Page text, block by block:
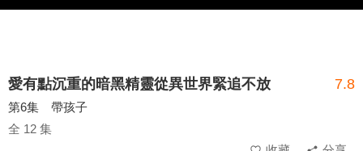
愛有點沉重的暗黑精靈從異世界緊追不放 7.8
第6集 帶孩子
全 12 集